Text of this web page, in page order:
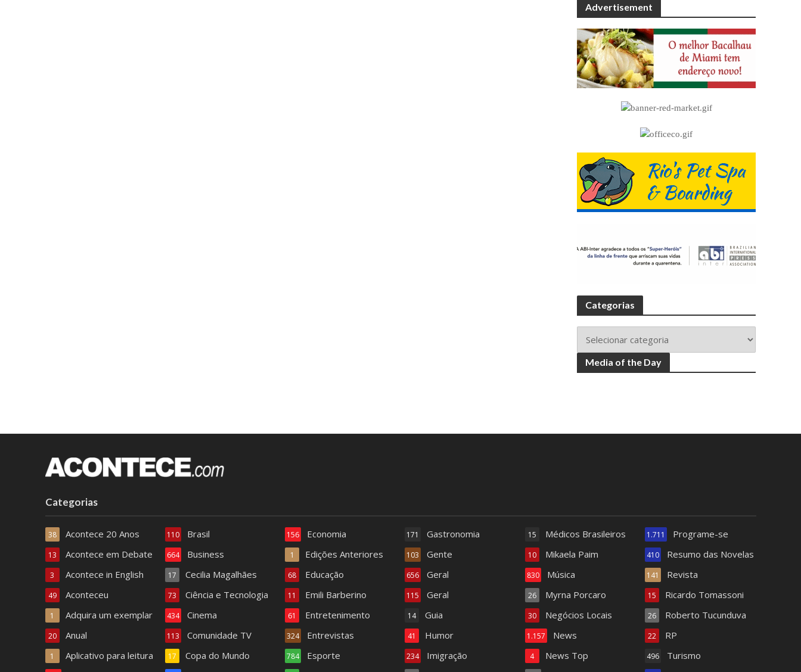
Advertisement
Categorias
Media of the Day
Categorias
Acontece 20 Anos
38
Acontece em Debate
13
Acontece in English
3
Aconteceu
49
Adquira um exemplar
1
Anual
20
Aplicativo para leitura
1
Brasil
110
Business
664
Cecilia Magalhães
17
Ciência e Tecnologia
73
Cinema
434
Comunidade TV
113
Copa do Mundo
17
Economia
156
Edições Anteriores
1
Educação
68
Emili Barberino
11
Entretenimento
61
Entrevistas
324
Esporte
784
Gastronomia
171
Gente
103
Geral
656
Geral
115
Guia
14
Humor
41
Imigração
234
Médicos Brasileiros
15
Mikaela Paim
10
Música
830
Myrna Porcaro
26
Negócios Locais
30
News
1.157
News Top
4
Programe-se
1.711
Resumo das Novelas
410
Revista
141
Ricardo Tomassoni
15
Roberto Tucunduva
26
RP
22
Turismo
496